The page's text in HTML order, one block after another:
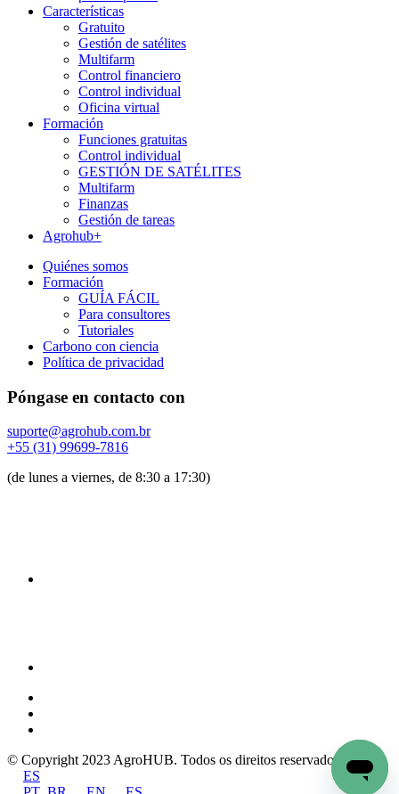
Características
Gratuito
Gestión de satélites
Multifarm
Control financiero
Control individual
Oficina virtual
Formación
Funciones gratuitas
Control individual
GESTIÓN DE SATÉLITES
Multifarm
Finanzas
Gestión de tareas
Agrohub+
Quiénes somos
Formación
GUÍA FÁCIL
Para consultores
Tutoriales
Carbono con ciencia
Política de privacidad
Póngase en contacto con
suporte@agrohub.com.br
+55 (31) 99699-7816
(de lunes a viernes, de 8:30 a 17:30)
© Copyright 2023 AgroHUB. Todos os direitos reservados.
ES